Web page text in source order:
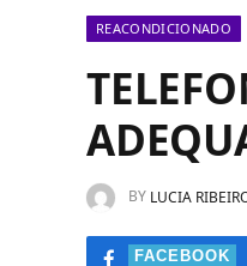
REACONDICIONADO
BY LUCIA
FACEBOOK